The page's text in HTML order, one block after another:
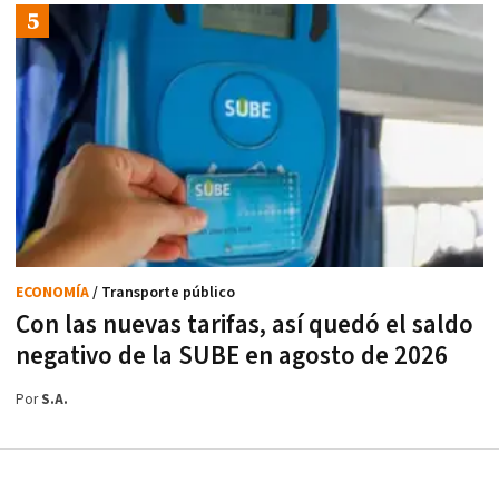
Con las nuevas tarifas, así quedó el saldo
negativo de la SUBE en agosto de 2026
ECONOMÍA/ Transporte público
PorS.A.